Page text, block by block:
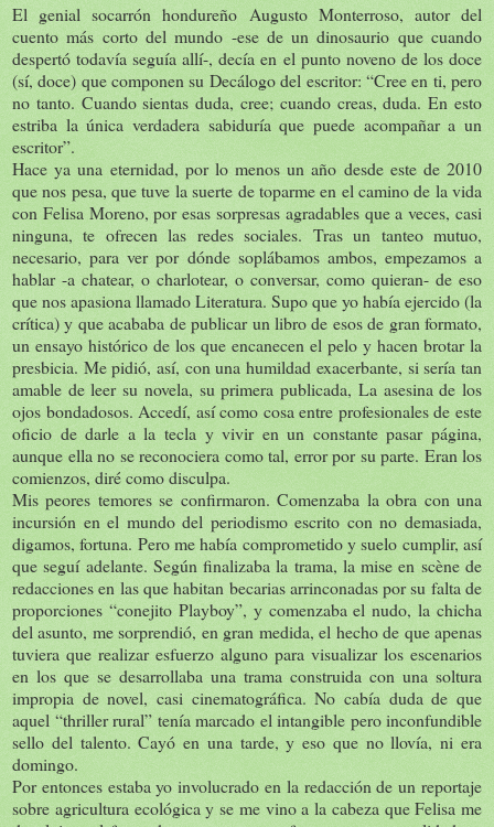
El genial socarrón hondureño Augusto Monterroso, autor del
cuento más corto del mundo -ese de un dinosaurio que cuando
despertó todavía seguía allí-, decía en el punto noveno de los doce
(sí, doce) que componen su Decálogo del escritor: “Cree en ti, pero
no tanto. Cuando sientas duda, cree; cuando creas, duda. En esto
estriba la única verdadera sabiduría que puede acompañar a un
escritor”.
Hace ya una eternidad, por lo menos un año desde este de 2010
que nos pesa, que tuve la suerte de toparme en el camino de la vida
con Felisa Moreno, por esas sorpresas agradables que a veces, casi
ninguna, te ofrecen las redes sociales. Tras un tanteo mutuo,
necesario, para ver por dónde soplábamos ambos, empezamos a
hablar -a chatear, o charlotear, o conversar, como quieran- de eso
que nos apasiona llamado Literatura. Supo que yo había ejercido (la
crítica) y que acababa de publicar un libro de esos de gran formato,
un ensayo histórico de los que encanecen el pelo y hacen brotar la
presbicia. Me pidió, así, con una humildad exacerbante, si sería tan
amable de leer su novela, su primera publicada, La asesina de los
ojos bondadosos. Accedí, así como cosa entre profesionales de este
oficio de darle a la tecla y vivir en un constante pasar página,
aunque ella no se reconociera como tal, error por su parte. Eran los
comienzos, diré como disculpa.
Mis peores temores se confirmaron. Comenzaba la obra con una
incursión en el mundo del periodismo escrito con no demasiada,
digamos, fortuna. Pero me había comprometido y suelo cumplir, así
que seguí adelante. Según finalizaba la trama, la mise en scène de
redacciones en las que habitan becarias arrinconadas por su falta de
proporciones “conejito Playboy”, y comenzaba el nudo, la chicha
del asunto, me sorprendió, en gran medida, el hecho de que apenas
tuviera que realizar esfuerzo alguno para visualizar los escenarios
en los que se desarrollaba una trama construida con una soltura
impropia de novel, casi cinematográfica. No cabía duda de que
aquel “thriller rural” tenía marcado el intangible pero inconfundible
sello del talento. Cayó en una tarde, y eso que no llovía, ni era
domingo.
Por entonces estaba yo involucrado en la redacción de un reportaje
sobre agricultura ecológica y se me vino a la cabeza que Felisa me